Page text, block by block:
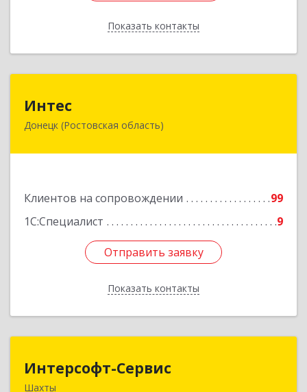
Показать контакты
Назад
Интес
Донецк (Ростовская область)
Клиентов на сопровождении
99
1С:Специалист
9
Отправить заявку
Показать контакты
346330, Ростовская обл, Донецк г, 60-й кв-л,
Отправить заявку
Назад
Интерсофт-Сервис
Шахты